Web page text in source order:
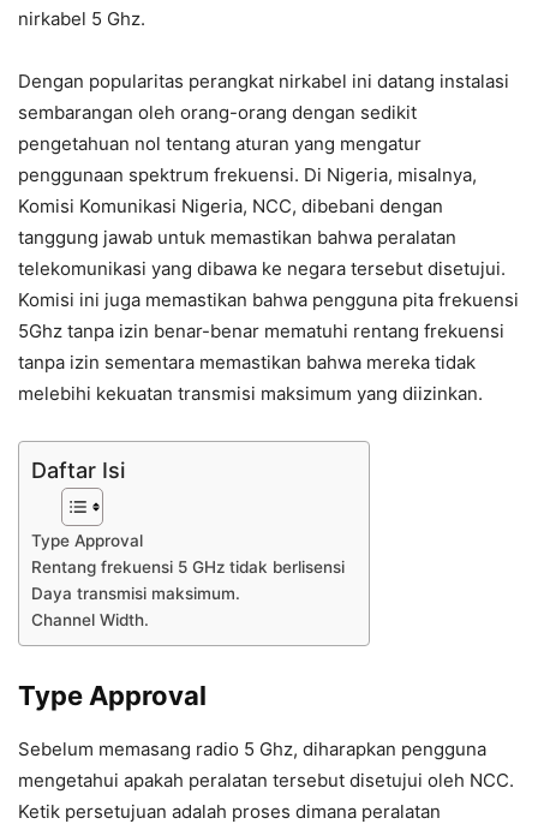
nirkabel 5 Ghz.
Dengan popularitas perangkat nirkabel ini datang instalasi
sembarangan oleh orang-orang dengan sedikit
pengetahuan nol tentang aturan yang mengatur
penggunaan spektrum frekuensi. Di Nigeria, misalnya,
Komisi Komunikasi Nigeria, NCC, dibebani dengan
tanggung jawab untuk memastikan bahwa peralatan
telekomunikasi yang dibawa ke negara tersebut disetujui.
Komisi ini juga memastikan bahwa pengguna pita frekuensi
5Ghz tanpa izin benar-benar mematuhi rentang frekuensi
tanpa izin sementara memastikan bahwa mereka tidak
melebihi kekuatan transmisi maksimum yang diizinkan.
Daftar Isi
Type Approval
Rentang frekuensi 5 GHz tidak berlisensi
Daya transmisi maksimum.
Channel Width.
Type Approval
Sebelum memasang radio 5 Ghz, diharapkan pengguna
mengetahui apakah peralatan tersebut disetujui oleh NCC.
Ketik persetujuan adalah proses dimana peralatan